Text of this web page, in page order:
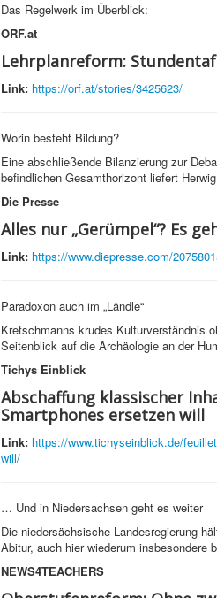
Das Regelwerk im Überblick:
ORF.at
Lehrplanreform:
Link: https://orf.at/stories/3425623/
Worin besteht Bildung?
Eine abschließende Bilanzierung zur
befindlichen Gesamthorizont liefert
Die Presse
Alles nur „Gerümpel“? Es
Link: https://www.diepresse.com/
Paradoxon auch im „Ländle“
Kretschmanns krudes Kulturverständnis
Seitenblick auf die Archäologie an der
Tichys Einblick
Abschaffung klassischer
Smartphones ersetzen will
Link: https://www.tichyseinblick.de/
will/
… Und in Niedersachsen geht es weiter
Die niedersächsische Landesregierung
Abitur, auch hier wiederum insbesondere
NEWS4TEACHERS